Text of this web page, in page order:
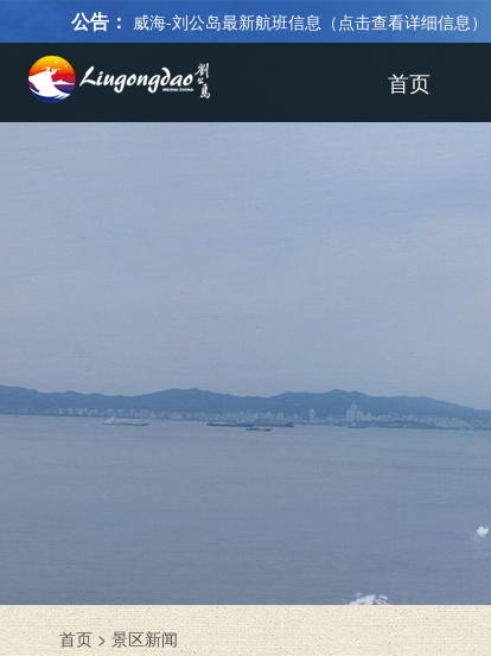
公告： 威海-刘公岛最新航班信息（点击查看详细信息）
首页
首页> 景区新闻